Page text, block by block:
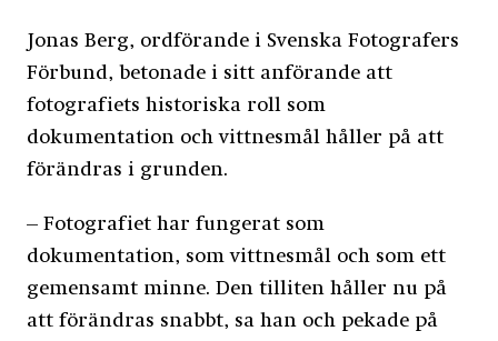
Jonas Berg, ordförande i Svenska Fotografers
Förbund, betonade i sitt anförande att
fotografiets historiska roll som
dokumentation och vittnesmål håller på att
förändras i grunden.
– Fotografiet har fungerat som
dokumentation, som vittnesmål och som ett
gemensamt minne. Den tilliten håller nu på
att förändras snabbt, sa han och pekade på